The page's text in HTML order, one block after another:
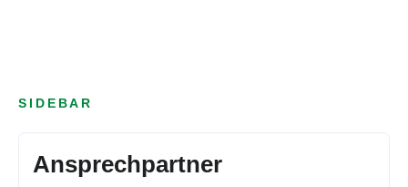
SIDEBAR
Ansprechpartner